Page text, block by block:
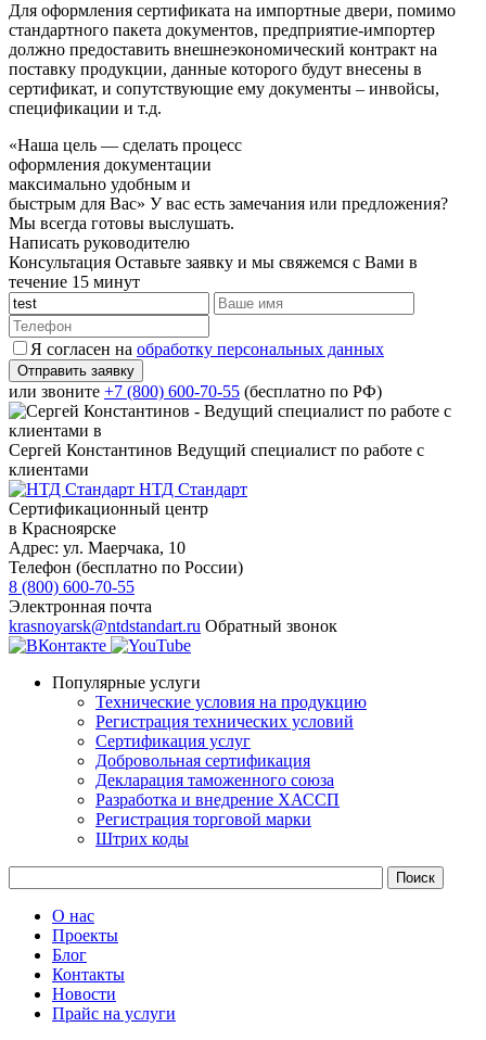
Для оформления сертификата на импортные двери, помимо
стандартного пакета документов, предприятие-импортер
должно предоставить внешнеэкономический контракт на
поставку продукции, данные которого будут внесены в
сертификат, и сопутствующие ему документы – инвойсы,
спецификации и т.д.
«Наша цель — сделать процесс
оформления документации
максимально удобным и
быстрым для Вас» У вас есть замечания или предложения?
Мы всегда готовы выслушать.
Написать руководителю
Консультация Оставьте заявку и мы свяжемся с Вами в
течение 15 минут
Я согласен на обработку персональных данных
или звоните +7 (800) 600-70-55 (бесплатно по РФ)
Сергей Константинов Ведущий специалист по работе с
клиентами
НТД Стандарт
Сертификационный центр
в Красноярске
Адрес: ул. ​​​Маерчака, 10
Телефон (бесплатно по России)
8 (800) 600-70-55
Электронная почта
krasnoyarsk@ntdstandart.ru Обратный звонок
Популярные услуги
Технические условия на продукцию
Регистрация технических условий
Сертификация услуг
Добровольная сертификация
Декларация таможенного союза
Разработка и внедрение ХАССП
Регистрация торговой марки
Штрих коды
О нас
Проекты
Блог
Контакты
Новости
Прайс на услуги